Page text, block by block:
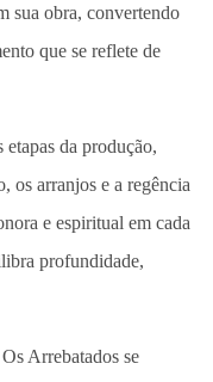
sua obra, convertendo
que se reflete de
da produção,
os arranjos e a regência
e espiritual em cada
profundidade,
Arrebatados se